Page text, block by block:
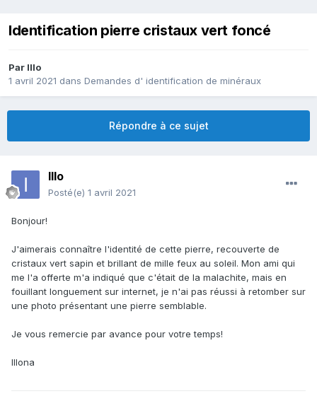
Identification pierre cristaux vert foncé
Par Illo
1 avril 2021 dans Demandes d' identification de minéraux
Répondre à ce sujet
Illo
Posté(e) 1 avril 2021
Bonjour!
J'aimerais connaître l'identité de cette pierre, recouverte de
cristaux vert sapin et brillant de mille feux au soleil. Mon ami qui
me l'a offerte m'a indiqué que c'était de la malachite, mais en
fouillant longuement sur internet, je n'ai pas réussi à retomber sur
une photo présentant une pierre semblable.
Je vous remercie par avance pour votre temps!
Illona